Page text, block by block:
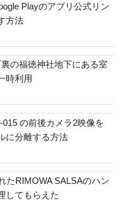
Playのアプリ公式リン
方法
の福徳神社地下にある室
時利用
015 の前後カメラ2映像を
に分離する方法
たRIMOWA SALSAのハン
してもらえた